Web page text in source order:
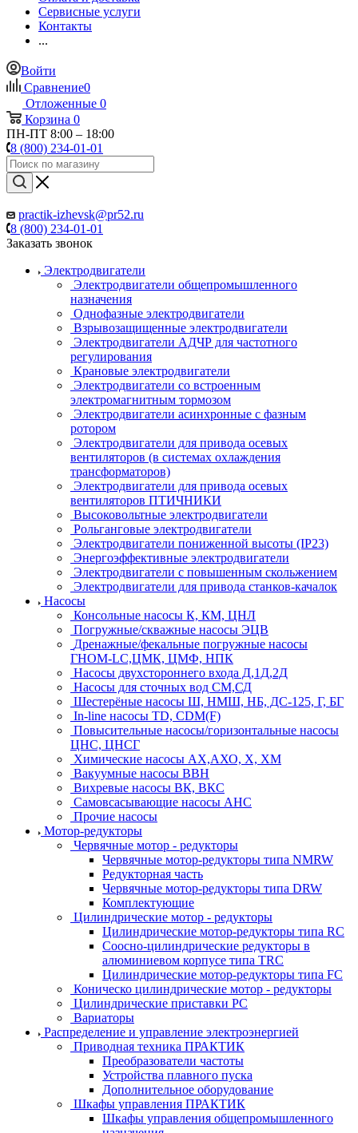
Сервисные услуги
Контакты
...
Войти
Сравнение0
Отложенные 0
Корзина 0
ПН-ПТ 8:00 – 18:00
8 (800) 234-01-01
practik-izhevsk@pr52.ru
8 (800) 234-01-01
Заказать звонок
Электродвигатели
Электродвигатели общепромышленного
назначения
Однофазные электродвигатели
Взрывозащищенные электродвигатели
Электродвигатели АДЧР для частотного
регулирования
Крановые электродвигатели
Электродвигатели со встроенным
электромагнитным тормозом
Электродвигатели асинхронные с фазным
ротором
Электродвигатели для привода осевых
вентиляторов (в системах охлаждения
трансформаторов)
Электродвигатели для привода осевых
вентиляторов ПТИЧНИКИ
Высоковольтные электродвигатели
Рольганговые электродвигатели
Электродвигатели пониженной высоты (IP23)
Энергоэффективные электродвигатели
Электродвигатели с повышенным скольжением
Электродвигатели для привода станков-качалок
Насосы
Консольные насосы К, КМ, ЦНЛ
Погружные/скважные насосы ЭЦВ
Дренажные/фекальные погружные насосы
ГНОМ-LC,ЦМК, ЦМФ, НПК
Насосы двухстороннего входа Д,1Д,2Д
Насосы для сточных вод СМ,СД
Шестерёные насосы Ш, НМШ, НБ, ДС-125, Г, БГ
In-line насосы TD, CDM(F)
Повысительные насосы/горизонтальные насосы
ЦНС, ЦНСГ
Химические насосы АХ,АХО, Х, ХМ
Вакуумные насосы ВВН
Вихревые насосы ВК, ВКС
Самовсасывающие насосы АНС
Прочие насосы
Мотор-редукторы
Червячные мотор - редукторы
Червячные мотор-редукторы типа NMRW
Редукторная часть
Червячные мотор-редукторы типа DRW
Комплектующие
Цилиндрические мотор - редукторы
Цилиндрические мотор-редукторы типа RC
Соосно-цилиндрические редукторы в
алюминиевом корпусе типа TRC
Цилиндрические мотор-редукторы типа FC
Коническо цилиндрические мотор - редукторы
Цилиндрические приставки PC
Вариаторы
Распределение и управление электроэнергией
Приводная техника ПРАКТИК
Преобразователи частоты
Устройства плавного пуска
Дополнительное оборудование
Шкафы управления ПРАКТИК
Шкафы управления общепромышленного